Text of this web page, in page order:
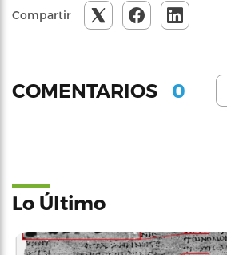
Compartir
COMENTARIOS 0
Lo Último